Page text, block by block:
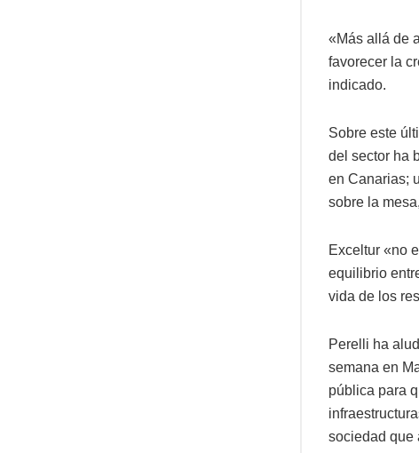
«Más allá de
favorecer la
indicado.
Sobre este
del sector ha
en Canarias;
sobre la
Exceltur «no
equilibrio
vida de los
Perelli ha
semana en
pública para
sociedad que